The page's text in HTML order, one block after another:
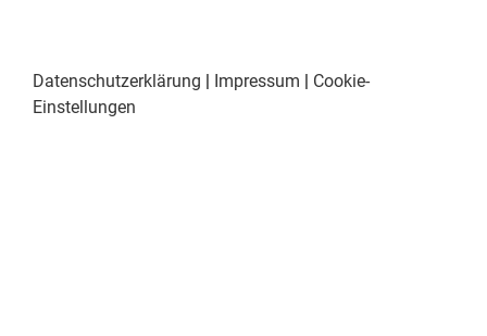
Datenschutzerklärung | Impressum | Cookie-
Einstellungen